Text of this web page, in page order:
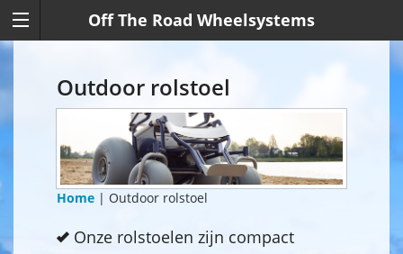
Off The Road Wheelsystems
Outdoor rolstoel
Home | Outdoor rolstoel
Onze rolstoelen zijn compact